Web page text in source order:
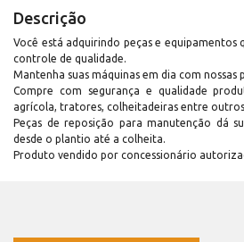
Descrição
Você está adquirindo peças e equipamentos
controle de qualidade.
Mantenha suas máquinas em dia com nossas
Compre com segurança e qualidade
agrícola, tratores, colheitadeiras entre
Peças de reposição para manutenção dá
desde o plantio até a colheita.
Produto vendido por concessionário